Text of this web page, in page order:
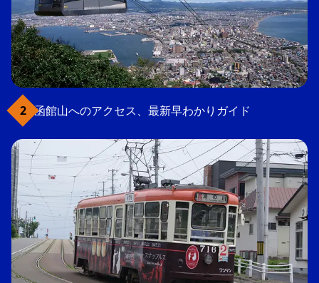
函館山へのアクセス、最新早わかりガイド